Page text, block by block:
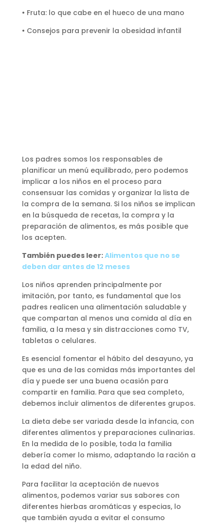
• Fruta: lo que cabe en el hueco de una mano
• Consejos para prevenir la obesidad infantil
Los padres somos los responsables de
planificar un menú equilibrado, pero podemos
implicar a los niños en el proceso para
consensuar las comidas y organizar la lista de
la compra de la semana. Si los niños se implican
en la búsqueda de recetas, la compra y la
preparación de alimentos, es más posible que
los acepten.
También puedes leer:Alimentos que no se
deben dar antes de 12 meses
Los niños aprenden principalmente por
imitación, por tanto, es fundamental que los
padres realicen una alimentación saludable y
que compartan al menos una comida al día en
familia, a la mesa y sin distracciones como TV,
tabletas o celulares.
Es esencial fomentar el hábito del desayuno, ya
que es una de las comidas más importantes del
día y puede ser una buena ocasión para
compartir en familia. Para que sea completo,
debemos incluir alimentos de diferentes grupos.
La dieta debe ser variada desde la infancia, con
diferentes alimentos y preparaciones culinarias.
En la medida de lo posible, toda la familia
debería comer lo mismo, adaptando la ración a
la edad del niño.
Para facilitar la aceptación de nuevos
alimentos, podemos variar sus sabores con
diferentes hierbas aromáticas y especias, lo
que también ayuda a evitar el consumo